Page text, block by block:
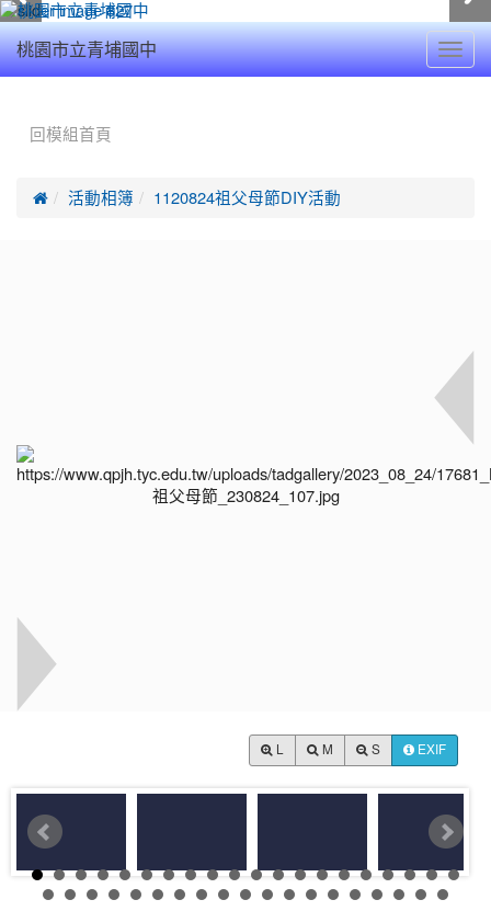
桃園市立青埔國中
回模組首頁
 活動相簿 1120824祖父母節DIY活動
M S EXIF